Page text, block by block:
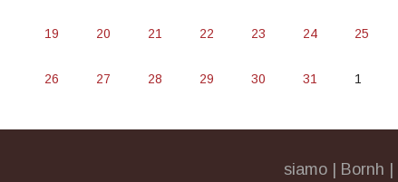
19 20 21 22 23 24 25
26 27 28 29 30 31 1
siamo
Bornh